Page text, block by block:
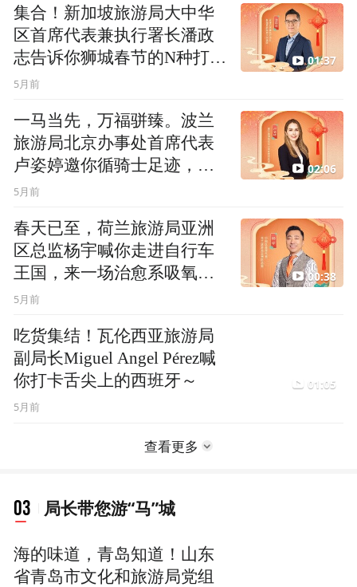
集合！新加坡旅游局大中华
区首席代表兼执行署长潘政
志告诉你狮城春节的N种打开
方式～
5月前
01:37
一马当先，万福骈臻。波兰
旅游局北京办事处首席代表
卢姿婷邀你循骑士足迹，赏
壮阔风景
5月前
02:06
春天已至，荷兰旅游局亚洲
区总监杨宇喊你走进自行车
王国，来一场治愈系吸氧之
旅~
5月前
00:38
吃货集结！瓦伦西亚旅游局
副局长Miguel Angel Pérez喊
你打卡舌尖上的西班牙～
5月前
01:05
查看更多
03 局长带您游“马”城
海的味道，青岛知道！山东
省青岛市文化和旅游局党组